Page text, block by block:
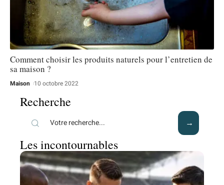
Comment choisir les produits naturels pour l’entretien de
sa maison ?
Maison 10 octobre 2022
Recherche
Les incontournables